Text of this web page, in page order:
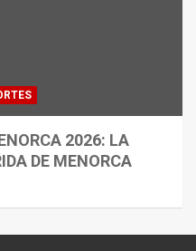
2026: LA
DE MENORCA